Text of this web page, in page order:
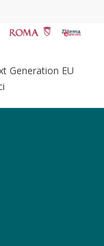
Generation EU